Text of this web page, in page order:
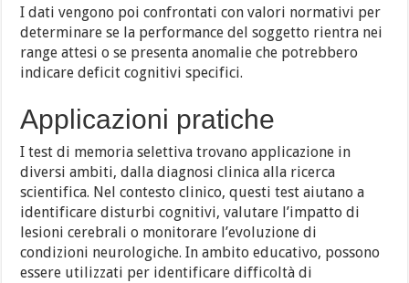
I dati vengono poi confrontati con valori normativi per
determinare se la performance del soggetto rientra nei
range attesi o se presenta anomalie che potrebbero
indicare deficit cognitivi specifici.
Applicazioni pratiche
I test di memoria selettiva trovano applicazione in
diversi ambiti, dalla diagnosi clinica alla ricerca
scientifica. Nel contesto clinico, questi test aiutano a
identificare disturbi cognitivi, valutare l’impatto di
lesioni cerebrali o monitorare l’evoluzione di
condizioni neurologiche. In ambito educativo, possono
essere utilizzati per identificare difficoltà di